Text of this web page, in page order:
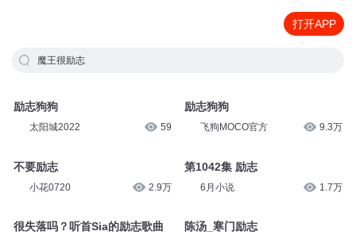
打开APP
魔王很励志
励志狗狗
太阳城2022 59
不要励志
小花0720 2.9万
很失落吗？听首Sia的励志歌曲
励志狗狗
飞狗MOCO官方 9.3万
第1042集 励志
6月小说 1.7万
陈汤_寒门励志